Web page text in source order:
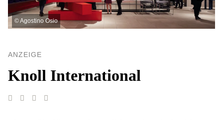
©Agostino Osio
ANZEIGE
Knoll International